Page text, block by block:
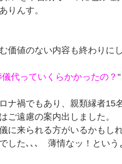
りんす。
価値のない内容も終わりに
代っていくらかかったの？
ナ禍でもあり、親類縁者15
ご遠慮の案内出しました。
に来られる方がいるかも
した､､､ 薄情なッ！という